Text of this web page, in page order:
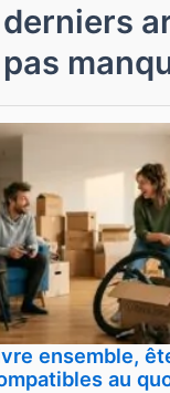
derniers
ensemble,
au